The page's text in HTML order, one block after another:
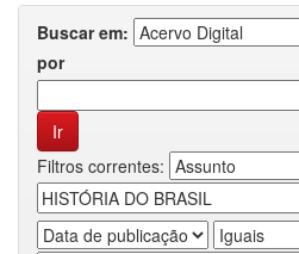
Buscar em:
por
Filtros correntes: